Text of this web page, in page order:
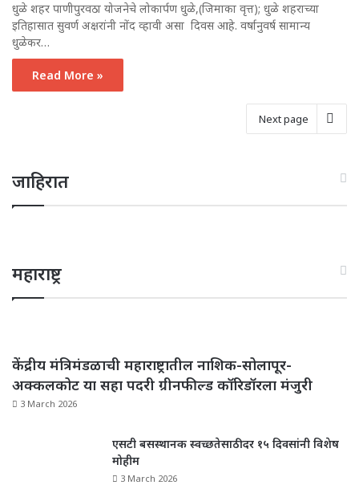
धुळे शहर पाणीपुरवठा योजनेचे लोकार्पण धुळे,(जिमाका वृत्त); धुळे शहराच्या
इतिहासात सुवर्ण अक्षरांनी नोंद व्हावी असा दिवस आहे. वर्षानुवर्ष सामान्य
धुळेकर…
Read More »
Next page
जाहिरात
महाराष्ट्र
केंद्रीय मंत्रिमंडळाची महाराष्ट्रातील नाशिक-सोलापूर-
अक्कलकोट या सहा पदरी ग्रीनफील्ड कॉरिडॉरला मंजुरी
3 March 2026
एसटी बसस्थानक स्वच्छतेसाठी दर १५ दिवसांनी विशेष
मोहीम
3 March 2026